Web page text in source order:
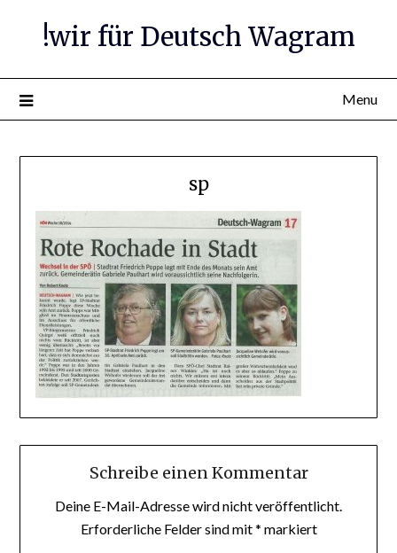
!wir für Deutsch Wagram
Menu
sp
Schreibe einen Kommentar
Deine E-Mail-Adresse wird nicht veröffentlicht.
Erforderliche Felder sind mit* markiert